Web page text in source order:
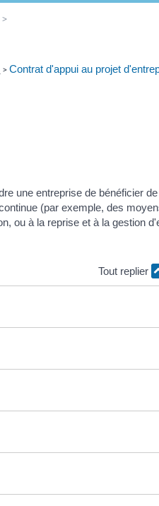
> Contrat d'appui au projet
une entreprise de bénéficier
(par exemple, des
ou à la reprise et à la gestion
Tout replier